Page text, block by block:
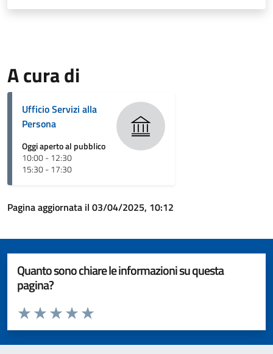
A cura di
Ufficio Servizi alla
Persona
Oggi aperto al pubblico
10:00 - 12:30
15:30 - 17:30
Pagina aggiornata il 03/04/2025, 10:12
Quanto sono chiare le informazioni su questa
pagina?
Valuta da 1 a 5 stelle la pagina
Valuta 5 stelle su 5
Valuta 4 stelle su 5
Valuta 3 stelle su 5
Valuta 2 stelle su 5
Valuta 1 stelle su 5